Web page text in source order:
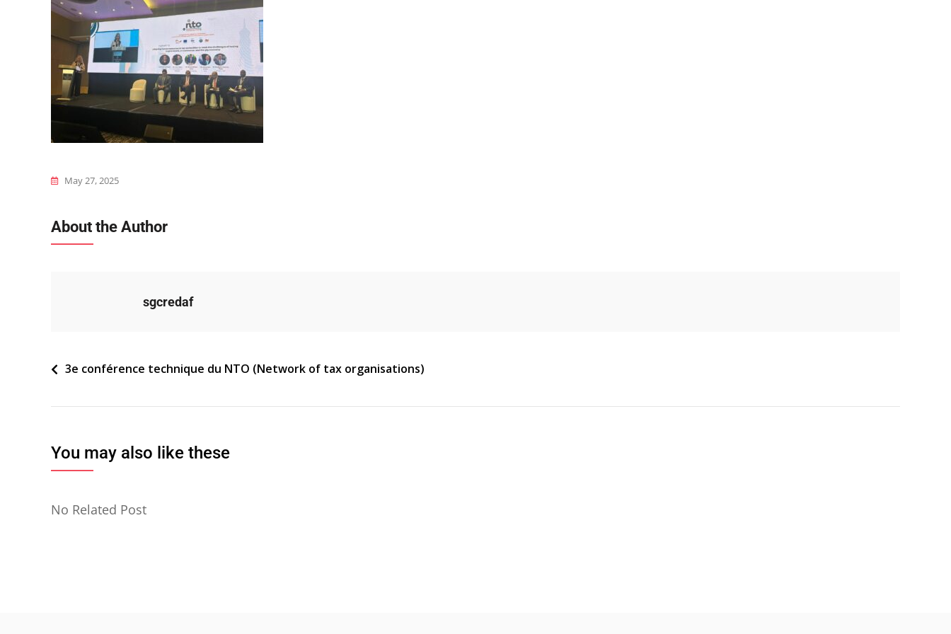
May 27, 2025
About the Author
sgcredaf
Navigation
3e conférence technique du NTO (Network of tax organisations)
You may also like these
No Related Post